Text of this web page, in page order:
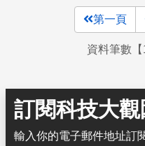
第一頁
資料筆數【
訂閱科技大
輸入你的電子郵件地址訂